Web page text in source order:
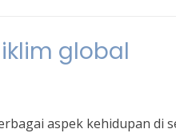
global
aspek kehidupan di